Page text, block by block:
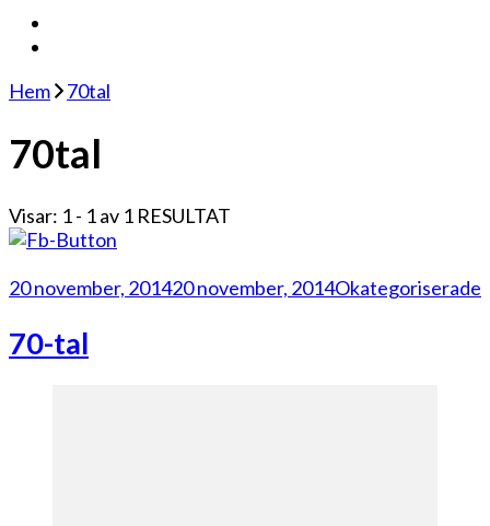
Hem 70tal
70tal
Visar: 1 - 1 av 1 RESULTAT
20 november, 201420 november, 2014Okategoriserade
70-tal